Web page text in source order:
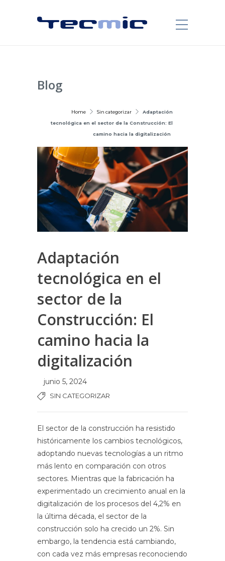
Blog
Home Sin categorizar
Adaptación
tecnológica en el sector de la Construcción: El
camino hacia la digitalización
Adaptación
tecnológica en el
sector de la
Construcción: El
camino hacia la
digitalización
junio 5, 2024
SIN CATEGORIZAR
El sector de la construcción ha resistido
históricamente los cambios tecnológicos,
adoptando nuevas tecnologías a un ritmo
más lento en comparación con otros
sectores. Mientras que la fabricación ha
experimentado un crecimiento anual en la
digitalización de los procesos del 4,2% en
la última década, el sector de la
construcción solo ha crecido un 2%. Sin
embargo, la tendencia está cambiando,
con cada vez más empresas reconociendo